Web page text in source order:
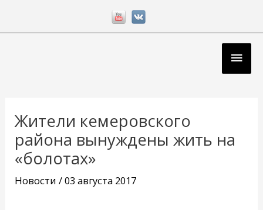
Жители кемеровского
района вынуждены жить на
«болотах»
Новости /03 августа 2017
записям